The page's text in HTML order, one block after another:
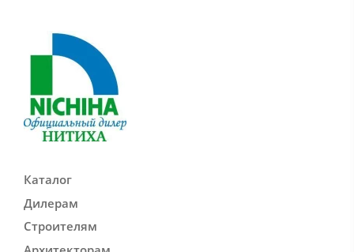
Каталог
Дилерам
Строителям